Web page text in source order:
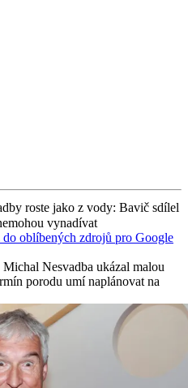
roste jako z vody: Bavič sdílel
vynadívat
do oblíbených zdrojů pro Google
Nesvadba ukázal malou
porodu umí naplánovat na